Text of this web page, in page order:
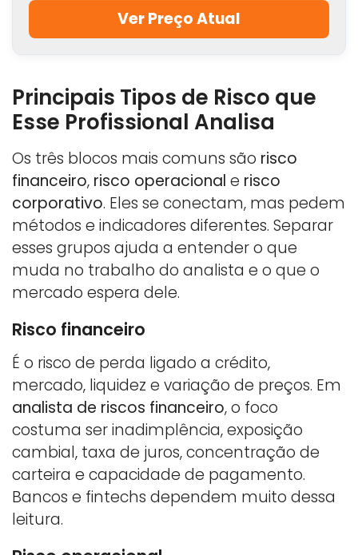
Ver Preço Atual
Principais Tipos de Risco que
Esse Profissional Analisa
Os três blocos mais comuns são risco
financeiro, risco operacional e risco
corporativo. Eles se conectam, mas pedem
métodos e indicadores diferentes. Separar
esses grupos ajuda a entender o que
muda no trabalho do analista e o que o
mercado espera dele.
Risco financeiro
É o risco de perda ligado a crédito,
mercado, liquidez e variação de preços. Em
analista de riscos financeiro, o foco
costuma ser inadimplência, exposição
cambial, taxa de juros, concentração de
carteira e capacidade de pagamento.
Bancos e fintechs dependem muito dessa
leitura.